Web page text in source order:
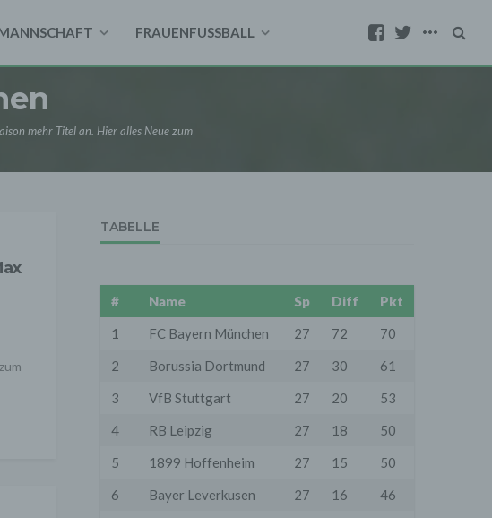
FRAUENFUSSBALL
mehr Titel an. Hier alles Neue zum
TABELLE
# Name Sp Diff
Pkt
1
FC Bayern München 27 72
70
2
Borussia Dortmund 27 30
61
3
VfB Stuttgart 27 20
53
4
RB Leipzig 27 18
50
5
1899 Hoffenheim 27 15
50
6
Bayer Leverkusen 27 16
46